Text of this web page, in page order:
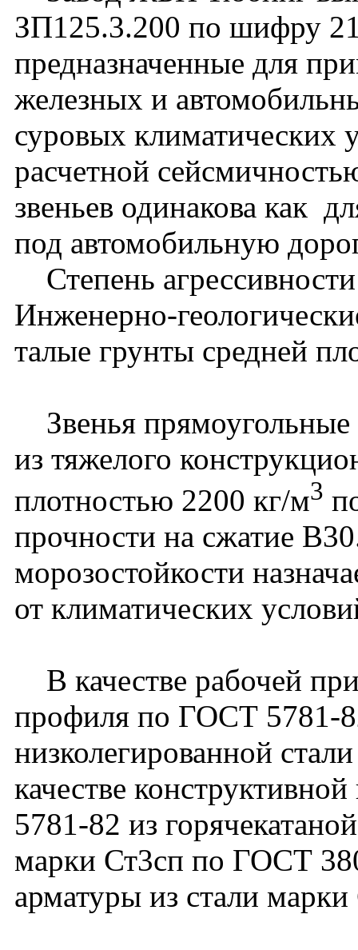
ЗП125.3.200 по шифру
предназначенные для
железных и
суровых климатических
расчетной
звеньев одинакова как
под автомобильную
Степень
Инженерно-
талые грунты средней
Звенья прямоугольные
из тяжелого
плотностью 2200 кг/м3
прочности на сжатие
морозостойкости
от климатических
В качестве рабочей
профиля по ГОСТ 5781-
низколегированной
качестве
5781-82 из
марки Ст3сп по ГОСТ
арматуры из стали